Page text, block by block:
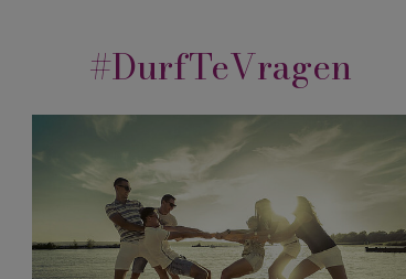
#DurfTeVragen